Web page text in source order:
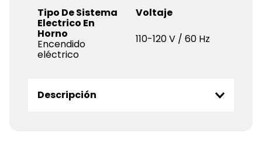
Tipo De Sistema
Electrico En
Horno
Encendido
eléctrico
Voltaje
110-120 V / 60 Hz
Descripción